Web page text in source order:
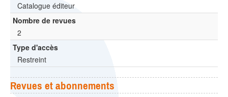
Catalogue éditeur
Nombre de revues
2
Type d'accès
Restreint
Revues et abonnements